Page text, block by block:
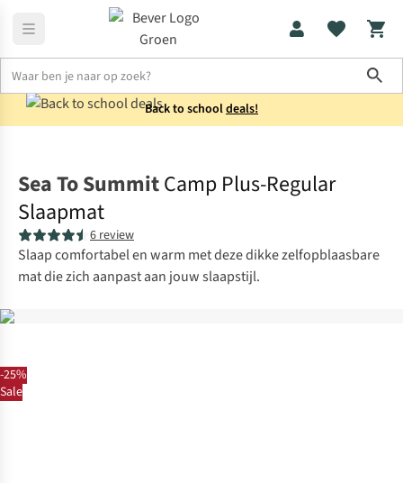
Back to schooldeals!
-25%
Sale
Sea To SummitCamp Plus-Regular
Slaapmat
6 review
Slaap comfortabel en warm met deze dikke zelfopblaasbare
mat die zich aanpast aan jouw slaapstijl.